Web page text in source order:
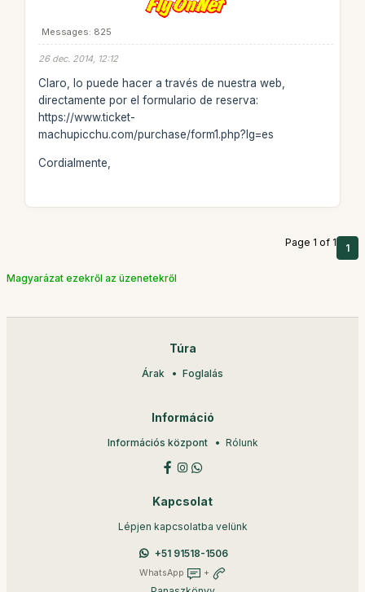
Messages: 825
26 dec. 2014, 12:12
Claro, lo puede hacer a través de nuestra web,
directamente por el formulario de reserva:
https://www.ticket-
machupicchu.com/purchase/form1.php?lg=es
Cordialmente,
Page 1 of 1 1
Magyarázat ezekről az üzenetekről
Túra
Árak Foglalás
Információ
Információs központ Rólunk
Kapcsolat
Lépjen kapcsolatba velünk
+51 91518-1506
WhatsApp +